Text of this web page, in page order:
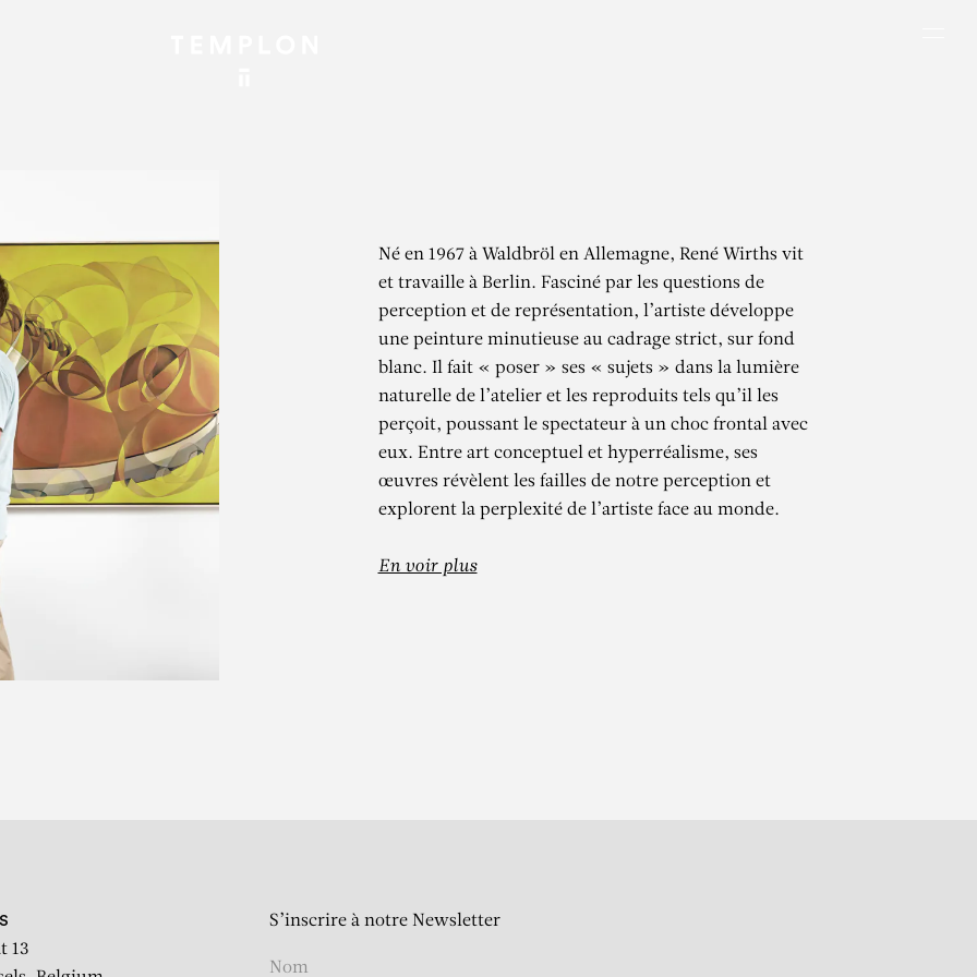
WIRTHS
Né en 1967 à Waldbröl en Allemagne, René Wirths vit
et travaille à Berlin. Fasciné par les questions de
perception et de représentation, l’artiste développe
une peinture minutieuse au cadrage strict, sur fond
blanc. Il fait « poser » ses « sujets » dans la lumière
naturelle de l’atelier et les reproduits tels qu’il les
perçoit, poussant le spectateur à un choc frontal avec
eux. Entre art conceptuel et hyperréalisme, ses
œuvres révèlent les failles de notre perception et
explorent la perplexité de l’artiste face au monde.
En voir plus
13
S’inscrire à notre Newsletter